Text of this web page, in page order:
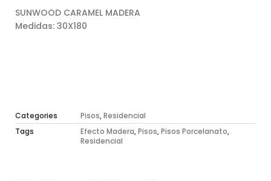
SUNWOOD CARAMEL MADERA
Medidas: 30X180
Categories Pisos,Residencial
Tags
Efecto Madera,Pisos,Pisos Porcelanato,
Residencial